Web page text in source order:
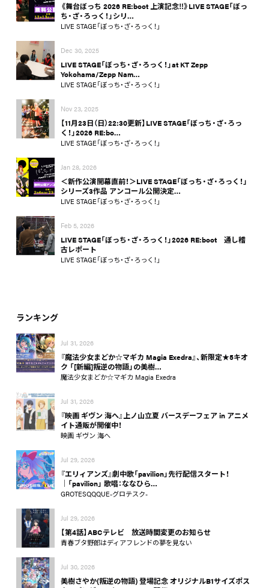
《舞台ぼっち 2026 RE:boot 上演記念‼》LIVE STAGE「ぼっ
ち・ざ・ろっく！」シリ…
LIVE STAGE「ぼっち・ざ・ろっく！」
Dec 30, 2025
LIVE STAGE「ぼっち・ざ・ろっく！」at KT Zepp
Yokohama/Zepp Nam…
LIVE STAGE「ぼっち・ざ・ろっく！」
Nov 23, 2025
【11月23日（日）22:30更新】LIVE STAGE「ぼっち・ざ・ろっ
く！」2026 RE:bo…
LIVE STAGE「ぼっち・ざ・ろっく！」
Jan 28, 2026
＜新作公演開幕直前！＞LIVE STAGE「ぼっち・ざ・ろっく！」
シリーズ3作品 アンコール公開決定…
LIVE STAGE「ぼっち・ざ・ろっく！」
Feb 5, 2026
LIVE STAGE「ぼっち・ざ・ろっく！」2026 RE:boot 通し稽
古レポート
LIVE STAGE「ぼっち・ざ・ろっく！」
ランキング
Jul 31, 2026
『魔法少女まどか☆マギカ Magia Exedra』、新限定★5キオ
ク 「[新編]叛逆の物語」の美樹…
魔法少女まどか☆マギカ Magia Exedra
Jul 31, 2026
『映画 ギヴン 海へ』上ノ山立夏 バースデーフェア in アニメ
イト通販が開催中！
映画 ギヴン 海へ
Jul 29, 2026
『エリィアンズ』劇中歌「pavilion」先行配信スタート！
│「pavilion」 歌唱：ななひら…
GROTESQQQUE-グロテスク-
Jul 29, 2026
【第4話】ABCテレビ 放送時間変更のお知らせ
青春ブタ野郎はディアフレンドの夢を見ない
Jul 30, 2026
美樹さやか(叛逆の物語) 登場記念 オリジナルB1サイズポス